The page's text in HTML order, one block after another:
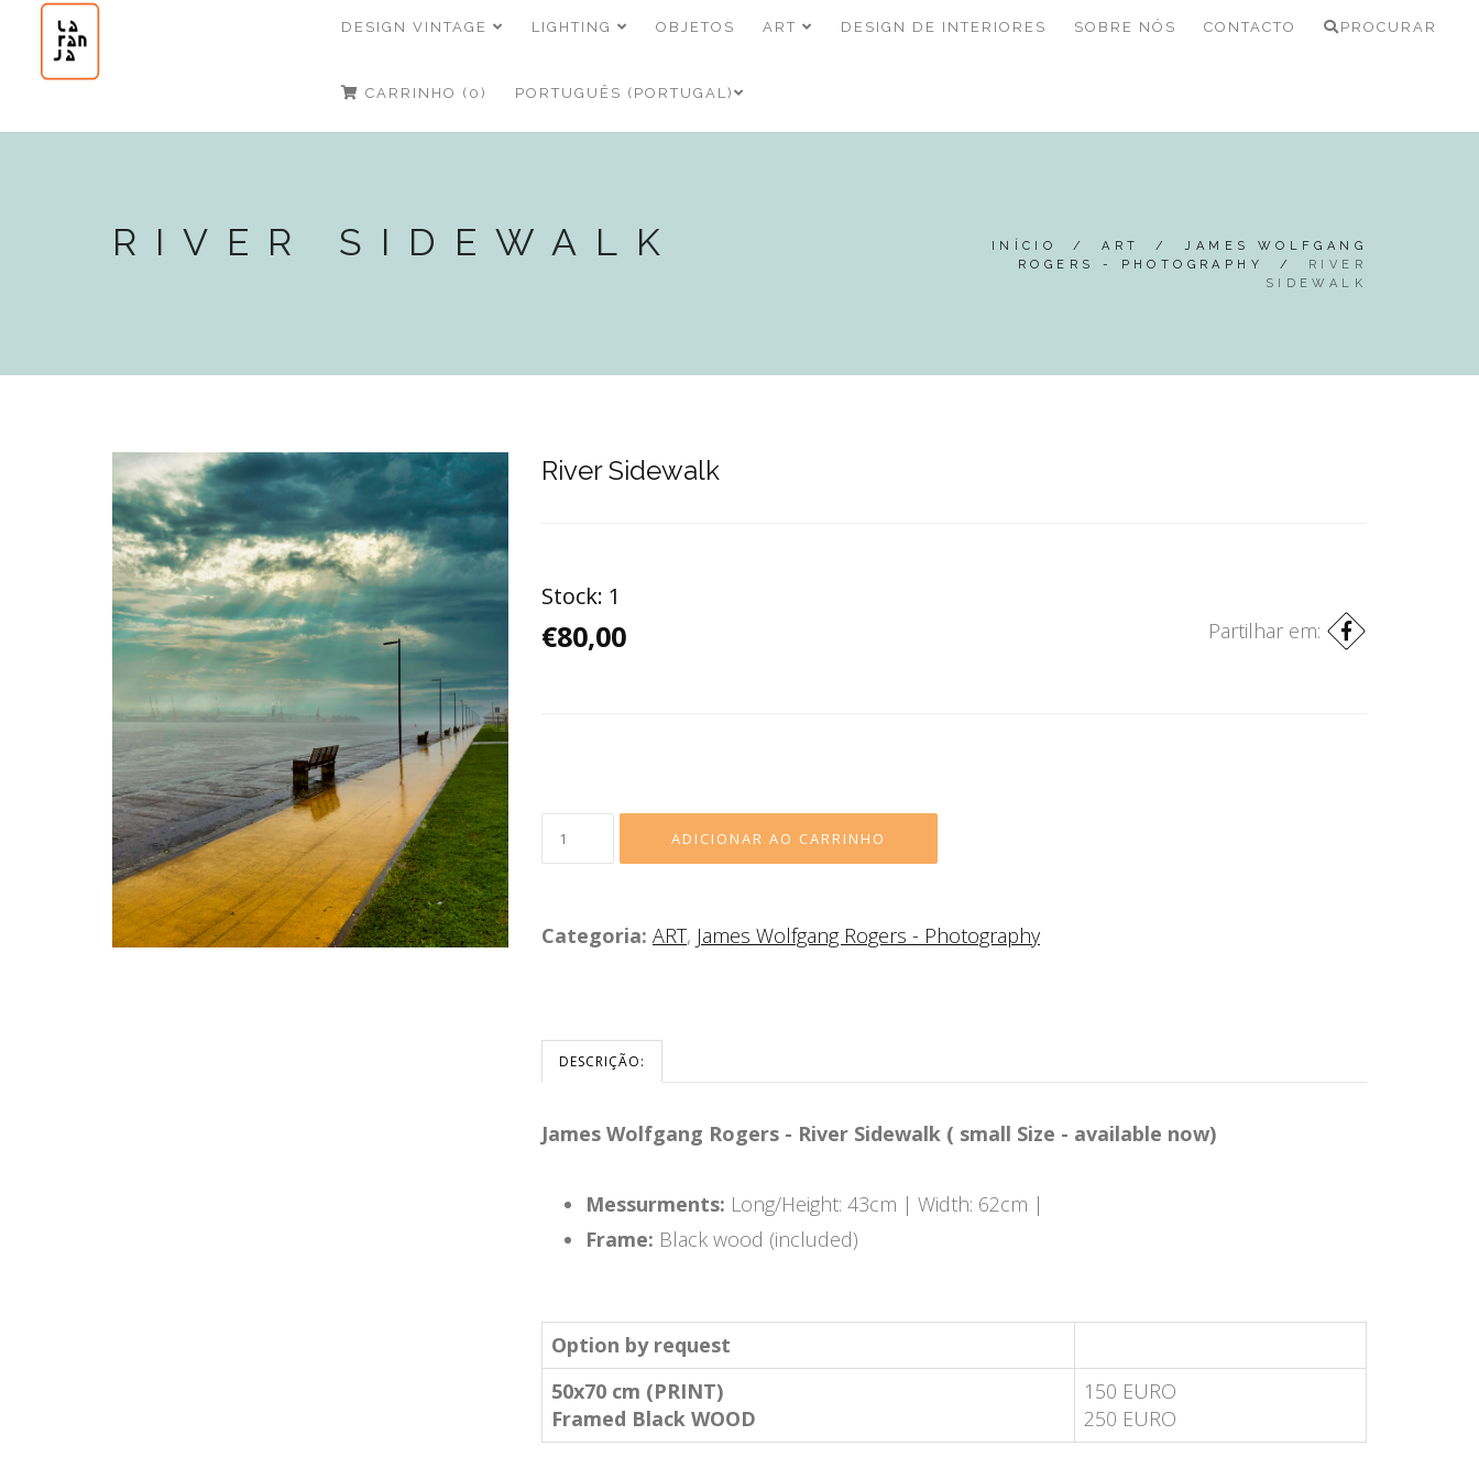
DESIGN VINTAGE LIGHTING OBJETOS ART DESIGN DE INTERIORES SOBRE NÓS CONTACTO PROCURAR
CARRINHO (0) PORTUGUÊS (PORTUGAL)
RIVER SIDEWALK INÍCIO /ART /JAMES WOLFGANG
ROGERS - PHOTOGRAPHY
/ RIVER
SIDEWALK
River Sidewalk
Stock: 1
€80,00 Partilhar em:
Categoria: ART, James Wolfgang Rogers - Photography
DESCRIÇÃO:
James Wolfgang Rogers - River Sidewalk ( small Size - available now)
Messurments: Long/Height: 43cm | Width: 62cm |
Frame: Black wood (included)
Option by request
50x70 cm (PRINT)
Framed Black WOOD
150 EURO
250 EURO